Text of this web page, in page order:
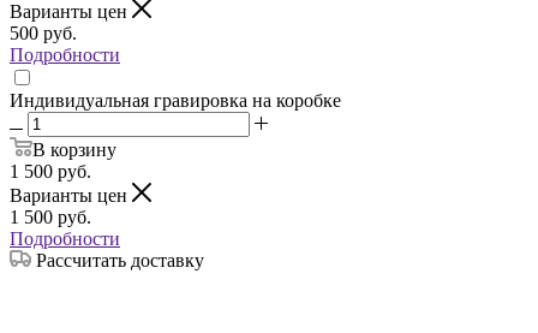
Варианты цен
500 руб.
Подробности
Индивидуальная гравировка на коробке
В корзину
1 500 руб.
Варианты цен
1 500 руб.
Подробности
Рассчитать доставку